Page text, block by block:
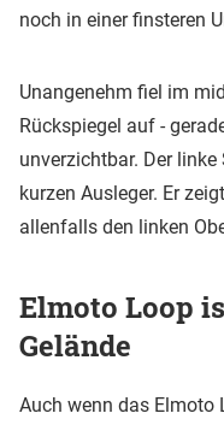
noch in einer finsteren
Unangenehm fiel im
Rückspiegel auf -
unverzichtbar. Der
kurzen Ausleger. Er
allenfalls den linken
Elmoto Loop
Gelände
Auch wenn das Elmoto